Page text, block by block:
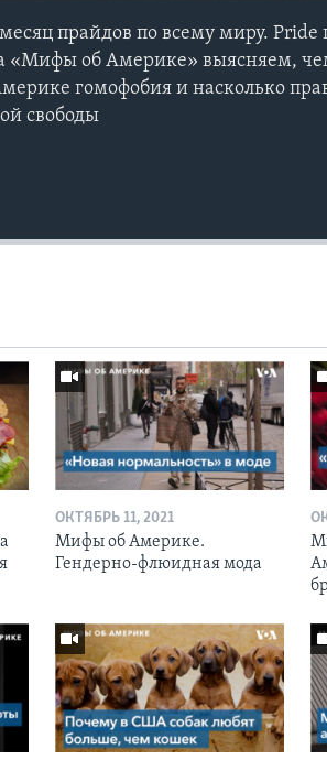
прайдов по всему миру. Pride
«Мифы об Америке» выясняем,
гомофобия и насколько
свободы
ОКТЯБРЬ 11, 2021
Мифы об Америке.
Гендерно-флюидная мода